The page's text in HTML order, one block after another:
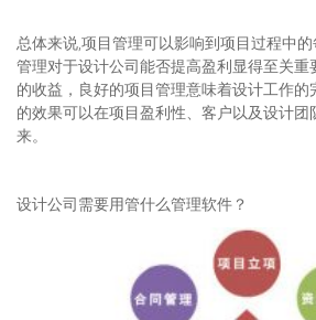
总体来说,项目管理可以影响到项目过程中
管理对于设计公司能否提高盈利显得至关重
的收益，良好的项目管理意味着设计工作的
的效果可以在项目盈利性、客户以及设计团
来。
设计公司需要用管什么管理软件？